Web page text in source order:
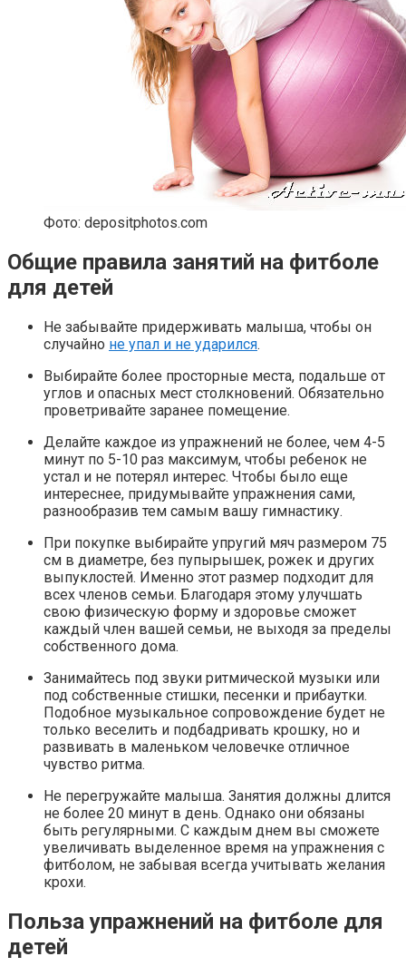
Фото: depositphotos.com
Общие правила занятий на фитболе
для детей
Не забывайте придерживать малыша, чтобы он
случайно не упал и не ударился.
Выбирайте более просторные места, подальше от
углов и опасных мест столкновений. Обязательно
проветривайте заранее помещение.
Делайте каждое из упражнений не более, чем 4-5
минут по 5-10 раз максимум, чтобы ребенок не
устал и не потерял интерес. Чтобы было еще
интереснее, придумывайте упражнения сами,
разнообразив тем самым вашу гимнастику.
При покупке выбирайте упругий мяч размером 75
см в диаметре, без пупырышек, рожек и других
выпуклостей. Именно этот размер подходит для
всех членов семьи. Благодаря этому улучшать
свою физическую форму и здоровье сможет
каждый член вашей семьи, не выходя за пределы
собственного дома.
Занимайтесь под звуки ритмической музыки или
под собственные стишки, песенки и прибаутки.
Подобное музыкальное сопровождение будет не
только веселить и подбадривать крошку, но и
развивать в маленьком человечке отличное
чувство ритма.
Не перегружайте малыша. Занятия должны длится
не более 20 минут в день. Однако они обязаны
быть регулярными. С каждым днем вы сможете
увеличивать выделенное время на упражнения с
фитболом, не забывая всегда учитывать желания
крохи.
Польза упражнений на фитболе для
детей